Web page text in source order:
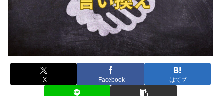
X Facebook はてブ